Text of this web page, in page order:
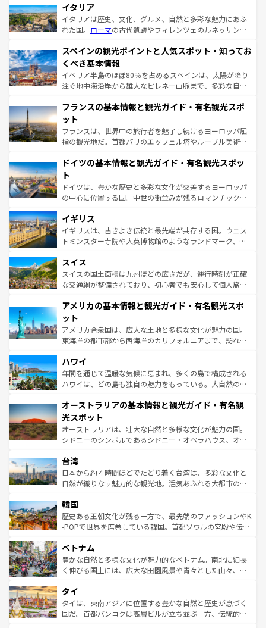
イタリア
イタリアは歴史、文化、グルメ、自然と多彩な魅力にあふ
れた国。 ローマの古代遺跡やフィレンツェのルネッサンス
ろん、トスカーナの美しい田園風景やアマルフィ海岸の絶
景など、自然景観も見逃せない。観光の合間には、本場の
ピザやパスタなど、絶品のイタリア料理を堪能することも
できる。朝目覚めてから夜眠るまで、すべての瞬間を楽し
なお、新着のイタリア情報はコンテンツ一覧を参照してほ
しい。
スペインの観光ポイントと人気スポット・知ってお
くべき基本情報
イベリア半島のほぼ80％を占めるスペインは、太陽が降り
注ぐ地中海沿岸から雄大なピレネー山脈まで、多彩な自然
文化が根付くこの国では、情熱的なフラメンコ、熱気あふ
れる闘牛、そして美味しいタパスが生活の一部となってい
る。首都マドリードの洗練された雰囲気や、バルセロナの
アートに溢れた街角から、地方では古代ローマ遺跡や中世
せる。地方によって風土や気候が異なるスペインはその個
ンテンツ一覧 を参照してほしい。
フランスの基本情報と観光ガイド・有名観光スポ
ット
フランスは、世界中の旅行者を魅了し続けるヨーロッパ屈
指の観光地だ。首都パリのエッフェル塔やルーブル美術館
で、幅広い魅力が詰まっている。華麗な宮殿、歴史的な大
聖堂、美しいビーチ、そして豊かな自然が、訪れる者を心
から魅了する。また、フランスは美食の国としても知ら
れ、フランス料理はユネスコ無形文化遺産にも登録されて
香り高いラベンダー畑など、多彩な楽しみ方が可能だ。さ
らに、パリ以外の地域にも魅力が溢れており、どの街角に
も豊かな歴史と文化が息づいている。パリ以外の個性あふ
を参照してほしい。
ドイツの基本情報と観光ガイド・有名観光スポッ
ト
ドイツは、豊かな歴史と多彩な文化が交差するヨーロッパ
の中心に位置する国。中世の街並みが残るロマンチック街
顔を持つこの国は、どこを歩いても飽きることがない。ベ
ルリンの文化的活気、バイエルン州のアルプスの絶景、そ
してライン川沿いのワイン畑といった風景は必見。ビール
は、お酒好きな人にはぜひ体験してほしい。 なお、新着の
ドイツ情報はコンテンツ一覧を参照してほしい。
イギリス
イギリスは、古きよき伝統と最先端が共存する国。ウェス
トミンスター寺院や大英博物館のようなランドマーク、歴
リアごとに異なる魅力がある。また、優雅なアフタヌーン
ティー、ビール好きにはたまらない英国パブ、サッカー観
戦など、本場だからこそできる体験も豊富。イギリスを旅
ンツ一覧を参照してほしい。
スイス
スイスの国土面積は九州ほどの広さだが、運行時刻が正確
な交通網が整備されており、初心者でも安心して個人旅行
の建物がそのまま残る町や、スイスならではのユニークな
博物館もあり、アルプス観光だけでなく町歩きも満喫する
ことができる。国民の所得が高いため物価も高いが、旅行
者向けの交通パス提供のサービスもあり、うまく活用すれ
着のスイス情報は
アメリカの基本情報と観光ガイド・有名観光スポ
ット
アメリカ合衆国は、広大な土地と多様な文化が魅力の国。
東海岸の都市部から西海岸のカリフォルニアまで、訪れる
のような巨大都市は、観光、ショッピング、エンターテイ
ンメントが詰まった刺激的なスポットだ。一方、アメリカ
西部には大自然が広がり、グランドキャニオンやイエロー
部のニューオーリンズでは、音楽と美食が融合した独特の
文化が魅力。旅行者はアメリカの各地域で異なる魅力を楽
しみながら、その多様性と豊かな歴史を感じることができ
るだろう。車でのロードトリップや列車の旅も、アメリカ
情報は
ハワイ
年間を通じて温暖な気候に恵まれ、多くの島で構成される
ハワイは、どの島も独自の魅力をもっている。大自然の神
ワイ島は見逃せない。また、定番の観光地といえばオアフ
島だが、静かな自然を求めるならマウイ島やカウアイ島が
おすすめ。エメラルドグリーンに輝く海をはじめ、豊かな
文化や歴史が息づいている。「アロハスピリット」と呼ば
人々、おいしいローカルフードやハワイアンミュージッ
ク、伝統的なフラダンスなど、すべてがハワイの魅力を彩
っている。訪れるたびに新しい発見と感動が待っているハ
はコンテンツ一覧
オーストラリアの基本情報と観光ガイド・有名観
光スポット
オーストラリアは、壮大な自然と多様な文化が魅力の国。
シドニーのシンボルであるシドニー・オペラハウス、オー
リアリーフや大陸中央部にそびえるウルル（エアーズロッ
ク）、タスマニアの美しい原生林やケアンズの熱帯雨林な
ど、見どころがたくさん。また、カフェやワイン、オージ
いる。アクティビティも充実しており、サーフィンやダイ
ビング、ハイキングなど、アウトドア好きにはたまらな
い。オーストラリアの多彩な魅力を存分に味わいつくそ
参照してほしい。
台湾
日本から約４時間ほどでたどり着く台湾は、多彩な文化と
自然が織りなす魅力的な観光地。活気あふれる大都市の台
ン）、静ひつな山岳地帯である台湾東部など、都市の喧騒
と山間の静けさが共存しており、訪れる人に新しい発見と
驚きをもたらしてくれる。また、奥深い台湾の食文化も魅
容にもいいと評判のスイーツなど、バラエティ豊かな料理
が味わえる。 なお、新着の台湾情報は コンテンツ一覧を参
照してほしい。
韓国
歴史ある王朝文化が残る一方で、最先端のファッションやK
-POPで世界を席巻している韓国。首都ソウルの宮殿や伝統
き、地方に足を延ばせば四季折々の自然美を楽しむことが
できる。そして、キムチや焼肉、絶品のストリートフード
まで、さまざまな韓国料理が待っている。夜には、韓国な
リティに包まれながら、韓国の多彩な魅力を心ゆくまで味
わってみてほしい。 なお、新着の韓国情報はコンテンツ一
覧を参照してほしい。
ベトナム
豊かな自然と多様な文化が魅力的なベトナム。南北に細長
く伸びる国土には、広大な田園風景や青々とした山々、世
急速な発展と共に伝統が息づく。ハノイの古い町並みやホ
ーチミン市のフランス統治時代の建物も、独特の雰囲気を
醸し出している。また、バラエティの豊かさとおいしさで
タイ
タイは、東南アジアに位置する豊かな自然と歴史が息づく
国だ。首都バンコクは高層ビルが立ち並ぶ一方、伝統的な